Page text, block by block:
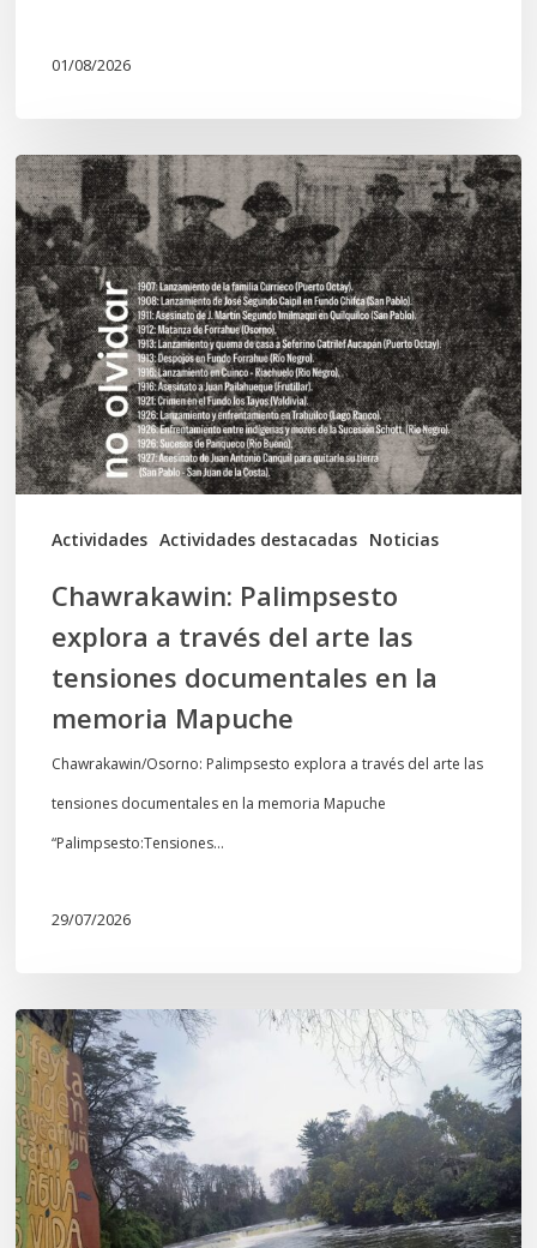
01/08/2026
Actividades Actividades destacadas Noticias
Chawrakawin:
Palimpsesto
explora
a
través
del
arte
las
tensiones
documentales
memoria
Mapuche
Chawrakawin: Palimpsesto
explora a través del arte las
tensiones documentales en la
memoria Mapuche
Chawrakawin/Osorno: Palimpsesto explora a través del arte las
tensiones documentales en la memoria Mapuche
“Palimpsesto:Tensiones…
29/07/2026
En
defensa
del
Salto
Donguil
y